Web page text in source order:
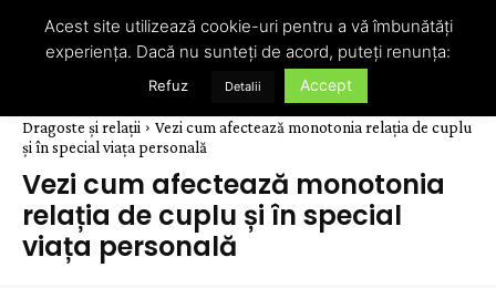
Dragoste și relații
Vezi cum afectează monotonia relația de cuplu
și în special viața personală
Vezi cum afectează monotonia
relația de cuplu și în special
viața personală
Acest site utilizează cookie-uri pentru a vă îmbunătăți
experiența. Dacă nu sunteți de acord, puteți renunța:
Refuz Detalii Accept